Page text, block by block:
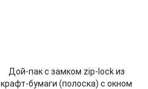
Дой-пак с замком zip-lock из
крафт-бумаги (полоска) с окном